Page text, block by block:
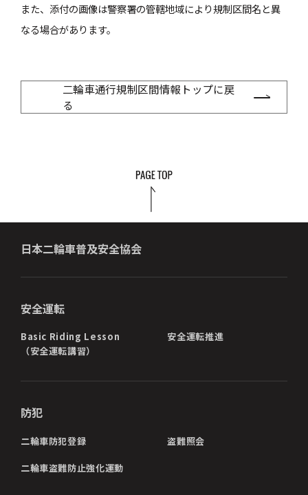
また、添付の画像は警察署の管轄地域により規制区間名と異
なる場合があります。
二輪車通行規制区間情報トップに戻
る
日本二輪車普及安全協会
安全運転
Basic Riding Lesson
（安全運転講習）
安全運転推進
防犯
二輪車防犯登録 盗難照会
二輪車盗難防止強化運動